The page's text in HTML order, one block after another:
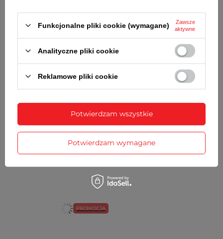
Potrzebujesz pomocy? Masz pytania?
niezwłocznie, najciekawsze pytania i
Zadaj pytanie
ZOBACZ RÓWNIEŻ
PROMOCJA
Funkcjonalne pliki cookie (wymagane)
Zawsze
aktywne
Analityczne pliki cookie
Reklamowe pliki cookie
Potwierdzam wymagane
Potwierdzam wszystkie